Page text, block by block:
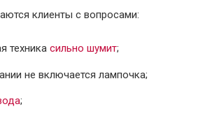
клиенты с вопросами:
техника сильно шумит;
не включается лампочка;
;